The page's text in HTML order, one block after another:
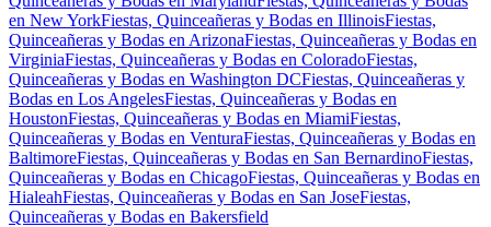
en New YorkFiestas, Quinceañeras y Bodas en IllinoisFiestas,
Quinceañeras y Bodas en ArizonaFiestas, Quinceañeras y Bodas en
VirginiaFiestas, Quinceañeras y Bodas en ColoradoFiestas,
Quinceañeras y Bodas en Washington DCFiestas, Quinceañeras y
Bodas en Los AngelesFiestas, Quinceañeras y Bodas en
HoustonFiestas, Quinceañeras y Bodas en MiamiFiestas,
Quinceañeras y Bodas en VenturaFiestas, Quinceañeras y Bodas en
BaltimoreFiestas, Quinceañeras y Bodas en San BernardinoFiestas,
Quinceañeras y Bodas en ChicagoFiestas, Quinceañeras y Bodas en
HialeahFiestas, Quinceañeras y Bodas en San JoseFiestas,
Quinceañeras y Bodas en Bakersfield